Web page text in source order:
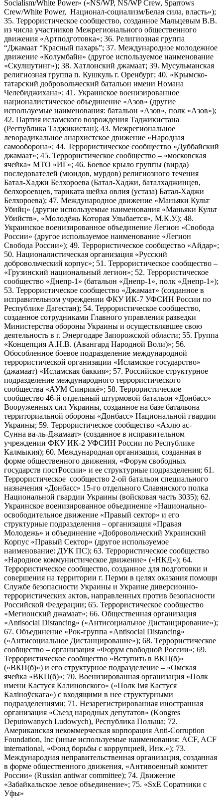
Socialism/White Power» («NS/WP, NS/WP Crew, Sparrows
Crew/White Power, Национал-социализм/Белая сила, власть»);
35. Террористическое сообщество, созданное Мальцевым В.В.
из числа участников Межрегионального общественного
движения «Артподготовка»; 36. Религиозная группа
“Джамаат “Красный пахарь”; 37. Международное молодежное
движение «Колумбайн» (другое используемое наименование
«Скулшутинг»); 38. Хатлонский джамаат; 39. Мусульманская
религиозная группа п. Кушкуль г. Оренбург; 40. «Крымско-
татарский добровольческий батальон имени Номана
Челебиджихана»; 41. Украинское военизированное
националистическое объединение «Азов» (другие
используемые наименования: батальон «Азов», полк «Азов»);
42. Партия исламского возрождения Таджикистана
(Республика Таджикистан); 43. Межрегиональное
леворадикальное анархистское движение «Народная
самооборона»; 44. Террористическое сообщество «Дуббайский
джамаат»; 45. Террористическое сообщество – «московская
ячейка» МТО «ИГ»; 46. Боевое крыло группы (вирда)
последователей (мюидов, мурдов) религиозного течения
Батал-Хаджи Белхороева (Батал-Хаджи, баталхаджинцев,
белхороевцев, тариката шейха овлия (устаза) Батал-Хаджи
Белхороева); 47. Международное движение «Маньяки Культ
Убийц» (другие используемые наименования «Маньяки Культ
Убийств», «Молодёжь Которая Улыбается», М.К.У.); 48.
Украинское военизированное объединение Легион «Свобода
России» (другое используемое наименование «Легион
Свобода России»); 49. Террористическое сообщество «Айдар»;
50. Националистическая организация «Русский
добровольческий корпус»; 51. Террористическое сообщество –
«Грузинский национальный легион»; 52. Террористическое
сообщество «Днепр-1» (батальон «Днепр-1», полк «Днепр-1»);
53. Террористическое сообщество «Джамаат» (созданное в
исправительном учреждении ФКУ ИК-7 УФСИН России по
Республике Дагестан); 54. Террористическое сообщество,
созданное сотрудниками Главного управления разведки
Министерства обороны Украины и осуществлявшее свою
деятельность в г. Энергодаре Запорожской области; 55. Группа
«Концепция А.Н.В. (Авангард Народной Воли)»; 56.
Обособленное боевое подразделение международной
террористической организации «Исламское государство»
(джамаат) «Исламская баккия»; 57. Российское структурное
подразделение международного террористического
сообщества «АУМ Синрикё»; 58. Террористическое
сообщество 46-й отдельный штурмовой батальон «Донбасс»
Вооруженных сил Украины, созданное на базе батальона
территориальной обороны «Донбасс» Национальной гвардии
Украины; 59. Террористическое сообщество «Ахлю ас-
Сунна ва-ль-Джамаат» (созданное в исправительном
учреждении ФКУ ИК-2 УФСИН России по Республике
Калмыкия); 60. Международная организация, созданная в
форме общественного движения, «Форум свободных
государств постРоссии» и ее структурные подразделения; 61.
Террористическое сообщество 2-ой батальон специального
назначения «Донбасс» 15-го отдельного Славянского полка
Национальной гвардии Украины (войсковая часть 3035); 62.
Украинское военизированное объединение «Национально-
освободительное движение «Правый сектор» и его
структурные подразделения – организация «Правая
Молодежь» и объединение «Добровольческий Украинский
Корпус «Правый Сектор» (другое используемое
наименование: ДУК ПС); 63. Террористическое сообщество
«Народное коммунистическое движение» («НКД»); 64.
Террористическое сообщество, созданное для подготовки и
совершения на территории г. Перми в целях оказания помощи
Службе безопасности Украины и Украине диверсионно-
террористических актов, направленных против безопасности
Российской Федерации; 65. Террористическое сообщество
«Мегионский джамаат»; 66. Общественная организация
«Antisocial Distancing» («Антисоциальное Дистанцирование»);
67. Объединение «Рок-группа «Antisocial Distancing»
(«Антисоциальное Дистанцирование»); 68. Террористическое
сообщество – организация «Форум свободной России»; 69.
Террористическое сообщество «Вступить в ВКП(б)»
(«ВКП(б)») и его структурное подразделение – «Омская
ячейка «ВКП(б)»; 70. Военизированная организация «Полк
имени Кастуся Калиновского» («Полк iмя Кастуся
Калiноўскага») с входящими в нее структурными
подразделениями; 71. Незарегистрированная иностранная
организация «Съезд народных депутатов» (Kongres
Deputowanych Ludowych), Республика Польша; 72.
Американская некоммерческая корпорация Anti-Corruption
Foundation, Inc (иные используемые наименования: ACF, ACF
international, «Фонд борьбы с коррупцией, Инк.»); 73.
Международная неправительственная организация, созданная
в форме общественного движения, «Антивоенный комитет
России» (Russian antiwar committee); 74. Движение
«Забайкальское левое объединение»; 75. «SxE Соратники с
Уфы»